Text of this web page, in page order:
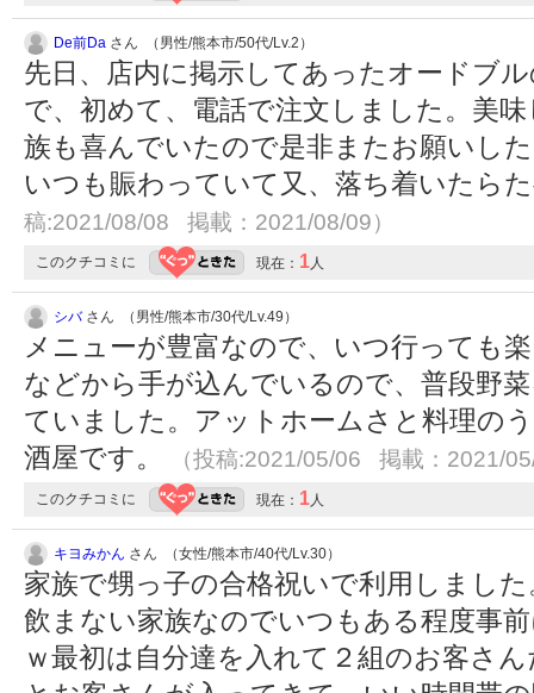
De前Da さん （男性/熊本市/50代/Lv.2）
先日、店内に掲示してあったオードブ
で、初めて、電話で注文しました。美
族も喜んでいたので是非またお願いし
いつも賑わっていて又、落ち着いたら
稿:2021/08/08 掲載：2021/08/09）
このクチコミに 現在： 1人
シバさん （男性/熊本市/30代/Lv.49）
メニューが豊富なので、いつ行っても
などから手が込んでいるので、普段野
ていました。アットホームさと料理の
酒屋です。
（投稿:2021/05/06 掲載：2021/
このクチコミに 現在： 1人
キヨみかん さん （女性/熊本市/40代/Lv.30）
家族で甥っ子の合格祝いで利用しまし
飲まない家族なのでいつもある程度事
ｗ最初は自分達を入れて２組のお客さ